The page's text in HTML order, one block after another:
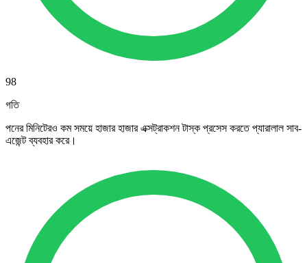
98
গতি
পনের মিনিটেরও কম সময়ে হাজার হাজার এক্সট্রাকশন টাস্ক প্রসেস করতে প্যারালাল সাব-
এজেন্ট ব্যবহার করে।